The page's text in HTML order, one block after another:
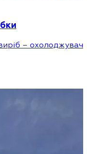
– охолоджувач